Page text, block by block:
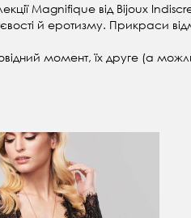
Magnifique від Bijoux
й еротизму. Прикраси
момент, їх друге (а